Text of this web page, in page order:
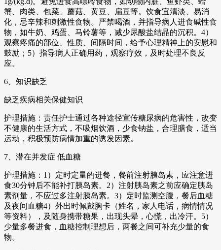
蟹、肉类、包菜、蘑菇、黄豆、扁豆等。饮食宜清淡、易消
化，忌辛辣和刺激性食物。严禁喝酒，并指导病人进食碱性食
物，如牛奶、鸡蛋、马铃薯等，减少尿酸盐结晶的沉积。4）
观察疼痛的部位、性质、间隔时间，给予心理精神上的安慰和
鼓励；5）指导病人正确用药，观察疗效，及时处理不良反
应。
6、知识缺乏
缺乏疾病相关保健知识
护理措施：责任护士通过各种途径宣传糖尿病的危害性，改变
不健康的生活方式，不吸烟饮酒，少食钠盐，合理膳食，适当
运动，积极预防病情加重的诱发因素。
7、潜在并发症 低血糖
护理措施：1）定时定量的进餐，餐前注射胰岛素，应注意进
食30分钟后不能补打胰岛素。2）注射胰岛素之前应确定胰岛
素剂量，不应过多注射胰岛素。3）定时监测空腹，餐后血糖
及夜间血糖4）外出时佩戴胸卡（姓名，家人电话，病情情况
等资料），及随身携带糖果，出现头晕，心慌，出冷汗。5）
少量多餐进食，血糖控制理想后，两餐之间可补充少量的食
物。